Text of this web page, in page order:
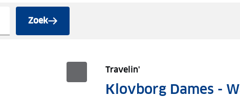
Zoek
Travelin'
Klovborg Dames -